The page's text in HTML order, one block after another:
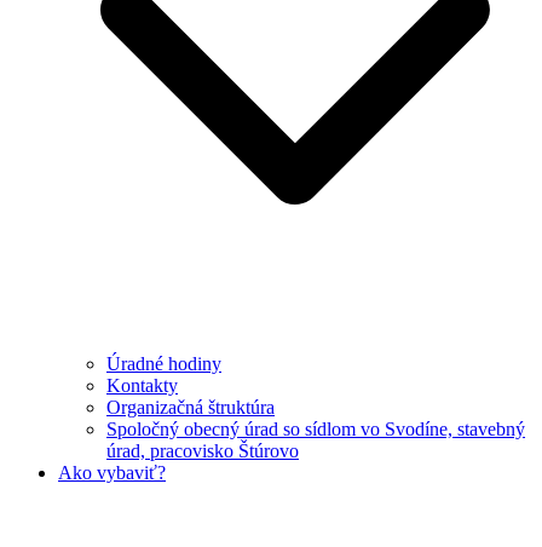
Úradné hodiny
Kontakty
Organizačná štruktúra
Spoločný obecný úrad so sídlom vo Svodíne, stavebný
úrad, pracovisko Štúrovo
Ako vybaviť?